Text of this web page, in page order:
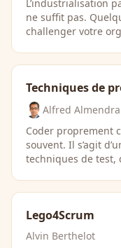
L’industrialisation
ne suffit pas.
challenger votre
Techniques de
Alfred Almendra
Coder proprement
souvent. Il s’agit
techniques de test,
Lego4Scrum
Alvin Berthelot